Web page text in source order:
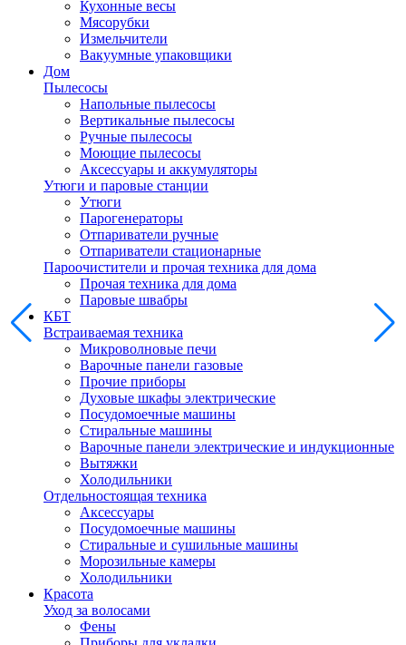
Кухонные весы
Мясорубки
Измельчители
Вакуумные упаковщики
Дом
Пылесосы
Напольные пылесосы
Вертикальные пылесосы
Ручные пылесосы
Моющие пылесосы
Аксессуары и аккумуляторы
Утюги и паровые станции
Утюги
Парогенераторы
Отпариватели ручные
Отпариватели стационарные
Пароочистители и прочая техника для дома
Прочая техника для дома
Паровые швабры
КБТ
Встраиваемая техника
Микроволновые печи
Варочные панели газовые
Прочие приборы
Духовые шкафы электрические
Посудомоечные машины
Стиральные машины
Варочные панели электрические и индукционные
Вытяжки
Холодильники
Отдельностоящая техника
Аксессуары
Посудомоечные машины
Стиральные и сушильные машины
Морозильные камеры
Холодильники
Красота
Уход за волосами
Фены